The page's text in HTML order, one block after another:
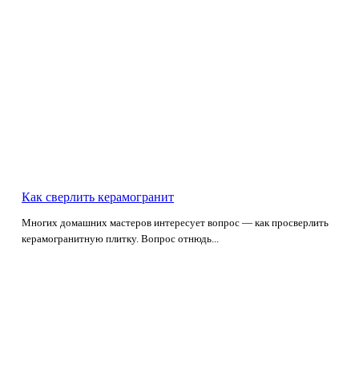
Как сверлить керамогранит
Многих домашних мастеров интересует вопрос — как просверлить
керамогранитную плитку. Вопрос отнюдь...